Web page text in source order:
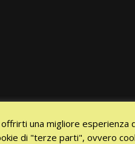
una migliore esperienza
di "terze parti", ovvero